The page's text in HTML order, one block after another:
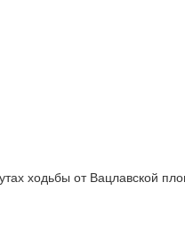
ходьбы от Вацлавской